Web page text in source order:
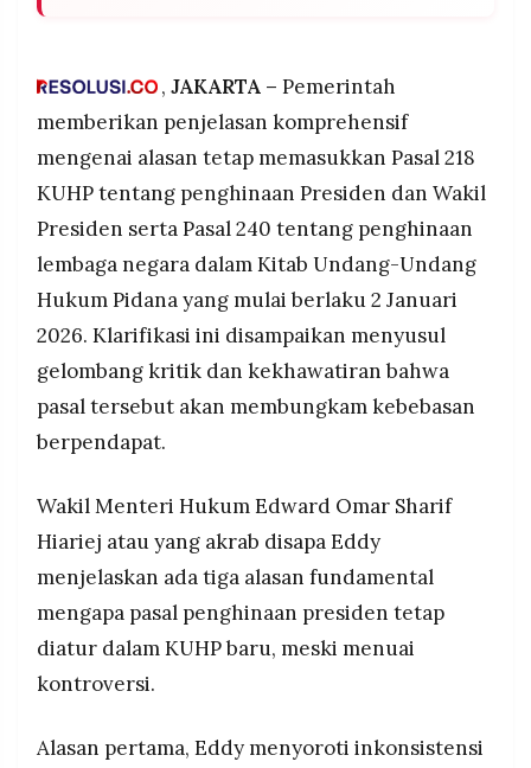
©
RESOLUSI
PRAMUDITA
Resolusi.co
2026
PT.
RESOLUSI
MEDIA
dilindungi, masa kepala negara sendiri tidak; (2)
anarki dari pendukung yang tidak terima
presiden dihina, pasal jadi kanalisasi sosial.
KUHP baru sangat berbeda dari KUHP lama yang
dibatalkan MK: objek dibatasi hanya 6 lembaga
(Presiden, Wapres, MPR, DPR, DPD, MA, MK),
bersifat delik aduan absolut, hanya presiden
sendiri bisa lapor tertulis, simpatisan/relawan
tidak bisa.
Menkum Supratman tegas kritik boleh, yang
dilarang penistaan/fitnah seperti gambar tidak
senonoh presiden, namun mahasiswa gugat ke
MK karena pasal ciptakan fear effect yang
, JAKARTA – Pemerintah
memberikan penjelasan komprehensif
mengenai alasan tetap memasukkan Pasal 218
KUHP tentang penghinaan Presiden dan Wakil
Presiden serta Pasal 240 tentang penghinaan
lembaga negara dalam Kitab Undang-Undang
Hukum Pidana yang mulai berlaku 2 Januari
2026. Klarifikasi ini disampaikan menyusul
gelombang kritik dan kekhawatiran bahwa
pasal tersebut akan membungkam kebebasan
berpendapat.
Wakil Menteri Hukum Edward Omar Sharif
Hiariej atau yang akrab disapa Eddy
menjelaskan ada tiga alasan fundamental
mengapa pasal penghinaan presiden tetap
diatur dalam KUHP baru, meski menuai
kontroversi.
Alasan pertama, Eddy menyoroti inkonsistensi